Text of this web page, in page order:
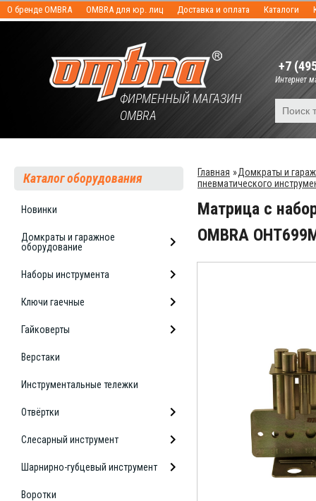
О бренде OMBRA OMBRA для юр. лиц Доставка и оплата Каталоги
ФИРМЕННЫЙ МАГАЗИН
OMBRA
+7
Интернет
Каталог оборудования
Новинки
Домкраты и гаражное
оборудование
Наборы инструмента
Ключи гаечные
Гайковерты
Верстаки
Инструментальные тележки
Отвёртки
Слесарный инструмент
Шарнирно-губцевый инструмент
Воротки
Главная »Домкраты и
пневматического
Матрица с
OMBRA